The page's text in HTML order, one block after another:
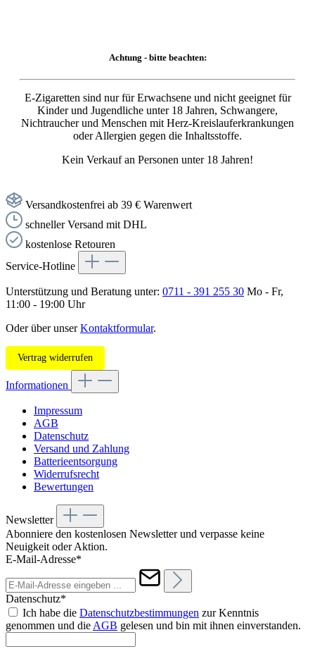
Achtung - bitte beachten:
E-Zigaretten sind nur für Erwachsene und nicht geeignet für
Kinder und Jugendliche unter 18 Jahren, Schwangere,
Nichtraucher und Menschen mit Herz-Kreislauferkrankungen
oder Allergien gegen die Inhaltsstoffe.
Kein Verkauf an Personen unter 18 Jahren!
Versandkostenfrei ab 39 € Warenwert
schneller Versand mit DHL
kostenlose Retouren
Service-Hotline
Unterstützung und Beratung unter: 0711 - 391 255 30 Mo - Fr,
11:00 - 19:00 Uhr
Oder über unserKontaktformular.
Vertrag widerrufen
Informationen
Impressum
AGB
Datenschutz
Versand und Zahlung
Batterieentsorgung
Widerrufsrecht
Bewertungen
Newsletter
Abonniere den kostenlosen Newsletter und verpasse keine
Neuigkeit oder Aktion.
E-Mail-Adresse*
Datenschutz*
Ich habe die Datenschutzbestimmungen zur Kenntnis
genommen und die AGB gelesen und bin mit ihnen einverstanden.